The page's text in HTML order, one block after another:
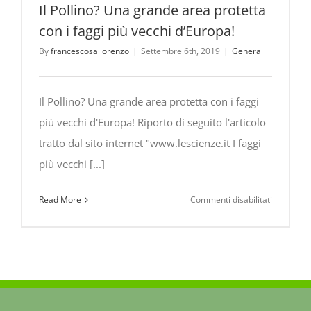
Il Pollino? Una grande area protetta
con i faggi più vecchi d’Europa!
Byfrancescosallorenzo | Settembre 6th, 2019 | General
Il Pollino? Una grande area protetta con i faggi
più vecchi d'Europa! Riporto di seguito l'articolo
tratto dal sito internet "www.lescienze.it I faggi
più vecchi [...]
Read More Commenti disabilitati
area